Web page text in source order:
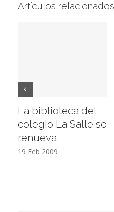
Artículos relacionados
La biblioteca del
colegio La Salle se
renueva
19 Feb 2009